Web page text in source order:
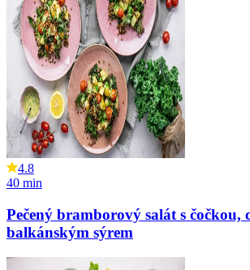
4.8
40 min
Pečený bramborový salát s čočkou,
balkánským sýrem